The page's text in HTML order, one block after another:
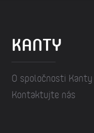
KANTY
O spoločnosti Kanty
Kontaktujte nás